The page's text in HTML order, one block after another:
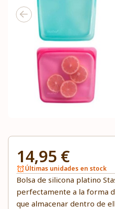
14,95 €
Últimas unidades en stock
Bolsa de silicona platino
perfectamente a la forma
que almacenar dentro de